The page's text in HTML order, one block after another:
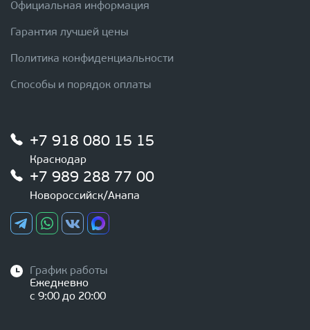
Официальная информация
Гарантия лучшей цены
Политика конфиденциальности
Способы и порядок оплаты
+7 918 080 15 15
Краснодар
+7 989 288 77 00
Новороссийск/Анапа
График работы
Ежедневно
с 9:00 до 20:00